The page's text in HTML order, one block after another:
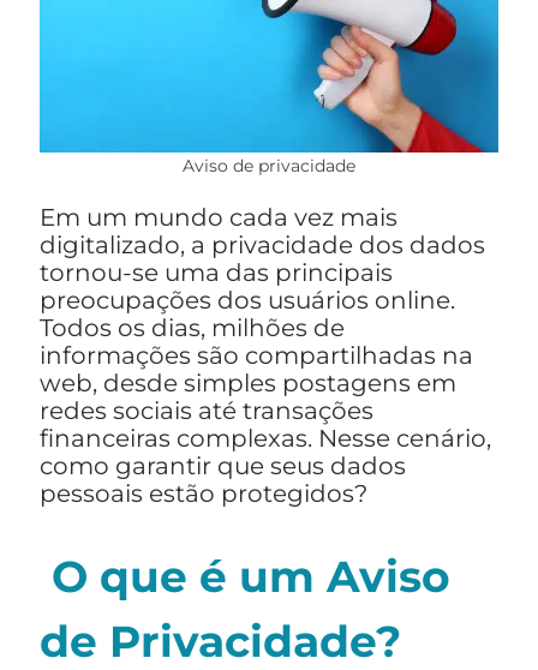
Aviso de privacidade
Em um mundo cada vez mais
digitalizado, a privacidade dos dados
tornou-se uma das principais
preocupações dos usuários online.
Todos os dias, milhões de
informações são compartilhadas na
web, desde simples postagens em
redes sociais até transações
financeiras complexas. Nesse cenário,
como garantir que seus dados
pessoais estão protegidos?
O que é um Aviso
de Privacidade?